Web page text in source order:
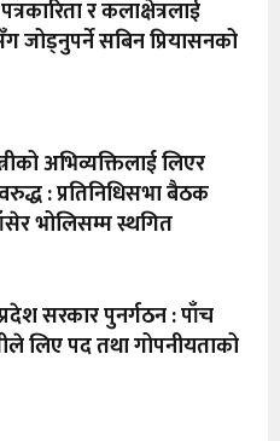
र कलाक्षेत्रलाई
जोड्नुपर्ने सबिन प्रियासनको
अभिव्यक्तिलाई लिएर
: प्रतिनिधिसभा बैठक
भोलिसम्म स्थगित
सरकार पुनर्गठन : पाँच
लिए पद तथा गोपनीयताको